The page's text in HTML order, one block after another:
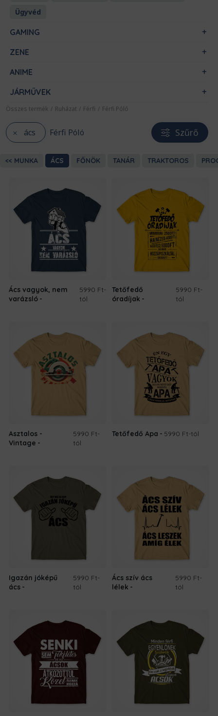
Ügyvéd
GAMING
ZENE
ANIME
JÁRMŰVEK
Összes termék / Ruházat / Férfi / Férfi Póló
ács Férfi Póló Szűrő
MUNKA ÁCS FŐNÖK TANÁR TRAKTOROS
Ács vagyok, nem
varázsló
5990 Ft-
tól
Tetőfedő
óradíjak
5990 Ft-
tól
Asztalos -
Vintage
5990 Ft-
tól
Tetőfedő Apa 5990 Ft-tól
Igazán jóképű
ács
5990 Ft-
tól
Ács szív ács
lélek
5990 Ft-
tól